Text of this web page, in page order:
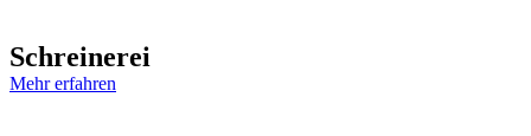
Schreinerei
Mehr erfahren